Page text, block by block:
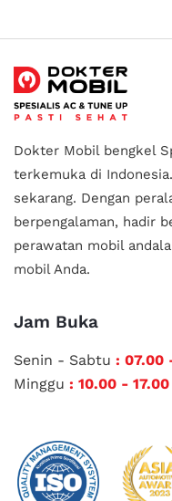
Dokter Mobil bengkel
terkemuka di Indonesia.
sekarang. Dengan
berpengalaman, hadir
perawatan mobil
mobil Anda.
Jam Buka
Senin - Sabtu : 07.00
Minggu : 10.00 - 17.00